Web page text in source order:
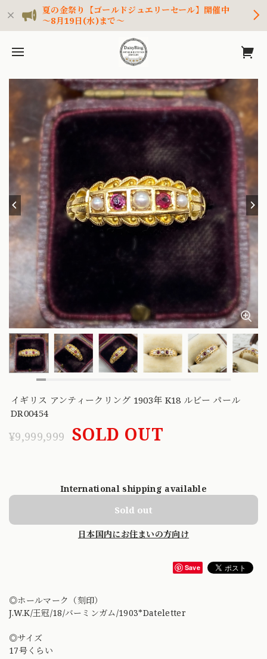
夏の金祭り【ゴールドジュエリーセール】開催中
～8月19日(水)まで～
イギリス アンティークリング 1903年 K18 ルビー パール
DR00454
¥9,999,999 SOLD OUT
International shipping available
Sold out
日本国内にお住まいの方向け
Save
◎ホールマーク（刻印）
J.W.K/王冠/18/バーミンガム/1903*Dateletter
◎サイズ
17号くらい